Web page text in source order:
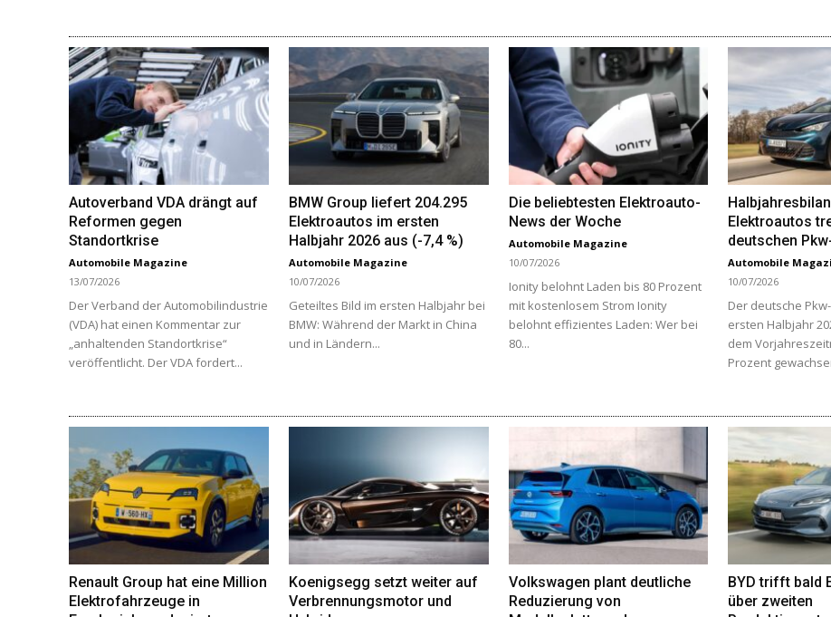
Autoverband VDA drängt auf
Reformen gegen
Standortkrise
Automobile Magazine
13/07/2026
Der Verband der Automobilindustrie
(VDA) hat einen Kommentar zur
„anhaltenden Standortkrise“
veröffentlicht. Der VDA fordert...
BMW Group liefert 204.295
Elektroautos im ersten
Halbjahr 2026 aus (-7,4 %)
Automobile Magazine
10/07/2026
Geteiltes Bild im ersten Halbjahr bei
BMW: Während der Markt in China
und in Ländern...
Die beliebtesten Elektroauto-
News der Woche
Automobile Magazine
10/07/2026
Ionity belohnt Laden bis 80 Prozent
mit kostenlosem Strom Ionity
belohnt effizientes Laden: Wer bei
80...
Elektroautos
deutschen
Automobile
10/07/2026
Der deutsche
ersten Halbjahr
dem
Prozent
Renault Group hat eine Million
Elektrofahrzeuge in
Koenigsegg setzt weiter auf
Verbrennungsmotor und
Volkswagen plant deutliche
Reduzierung von
BYD trifft bald
über zweiten